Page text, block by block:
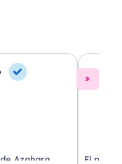
Azahara El